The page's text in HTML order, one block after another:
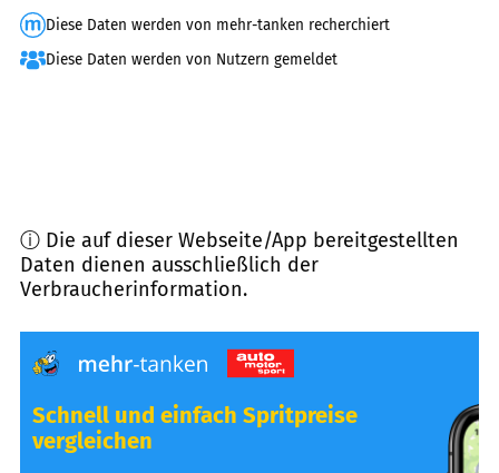
Diese Daten werden von mehr-tanken recherchiert
Diese Daten werden von Nutzern gemeldet
ⓘ Die auf dieser Webseite/App bereitgestellten
Daten dienen ausschließlich der
Verbraucherinformation.
Schnell und einfach Spritpreise
vergleichen